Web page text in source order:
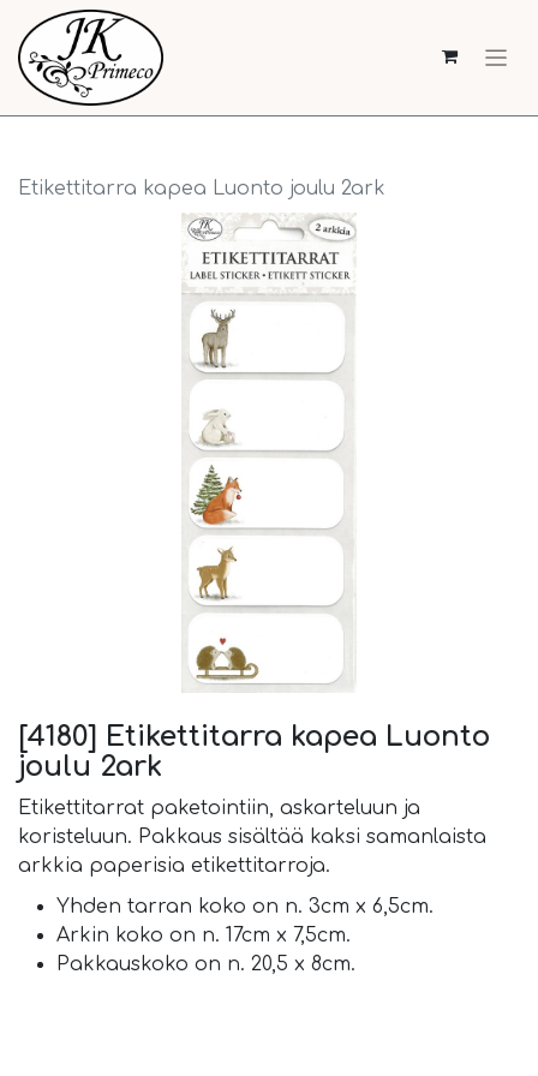
Etikettitarra kapea Luonto joulu 2ark
[4180] Etikettitarra kapea Luonto
joulu 2ark
Etikettitarrat paketointiin, askarteluun ja
koristeluun. Pakkaus sisältää kaksi samanlaista
arkkia paperisia etikettitarroja.
Yhden tarran koko on n. 3cm x 6,5cm.
Arkin koko on n. 17cm x 7,5cm.
Pakkauskoko on n. 20,5 x 8cm.